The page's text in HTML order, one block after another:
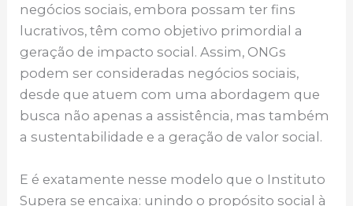
negócios sociais, embora possam ter fins
lucrativos, têm como objetivo primordial a
geração de impacto social. Assim, ONGs
podem ser consideradas negócios sociais,
desde que atuem com uma abordagem que
busca não apenas a assistência, mas também
a sustentabilidade e a geração de valor social.
E é exatamente nesse modelo que o Instituto
Supera se encaixa: unindo o propósito social à